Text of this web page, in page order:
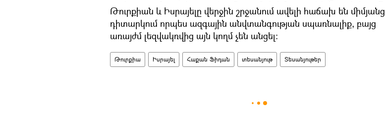
Թուրքիան և Իսրայելը վերջին շրջանում ավելի հաճախ են միմյանց
դիտարկում որպես ազգային անվտանգության սպառնալիք, բայց
առայժմ լեզվակռվից այն կողմ չեն անցել։
Թուրքիա Իսրայել Հաքան Ֆիդան տեսանյութ Տեսանյութեր